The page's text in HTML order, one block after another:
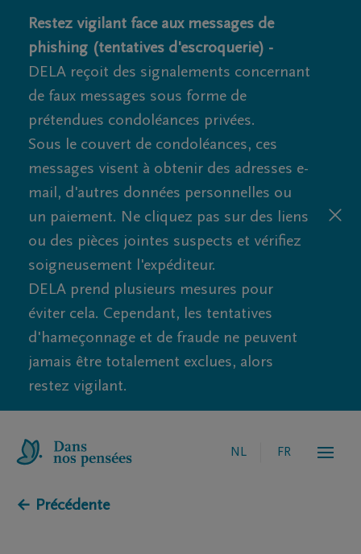
Restez vigilant face aux messages de
phishing (tentatives d'escroquerie) -
DELA reçoit des signalements concernant
de faux messages sous forme de
prétendues condoléances privées.
Sous le couvert de condoléances, ces
messages visent à obtenir des adresses e-
mail, d'autres données personnelles ou
un paiement. Ne cliquez pas sur des liens
ou des pièces jointes suspects et vérifiez
soigneusement l'expéditeur.
DELA prend plusieurs mesures pour
éviter cela. Cependant, les tentatives
d'hameçonnage et de fraude ne peuvent
jamais être totalement exclues, alors
restez vigilant.
NL FR
← Précédente